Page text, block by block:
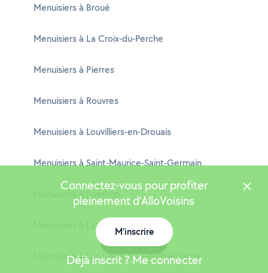
Menuisiers à Broué
Menuisiers à La Croix-du-Perche
Menuisiers à Pierres
Menuisiers à Rouvres
Menuisiers à Louvilliers-en-Drouais
Menuisiers à Saint-Maurice-Saint-Germain
Menuisiers à Épernon
Menuisiers à La Chapelle-Fortin
Menuisiers à Les Châtelliers-Notre-Dame
Connectez-vous pour profiter
pleinement d'AlloVoisins
M'inscrire
Déjà inscrit ? Me connecter